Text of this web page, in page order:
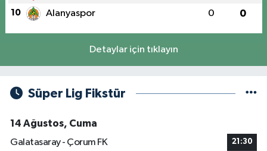
10 Alanyaspor 0 0
Detaylar için tıklayın
Süper Lig Fikstür
14 Ağustos, Cuma
Galatasaray - Çorum FK
21:30